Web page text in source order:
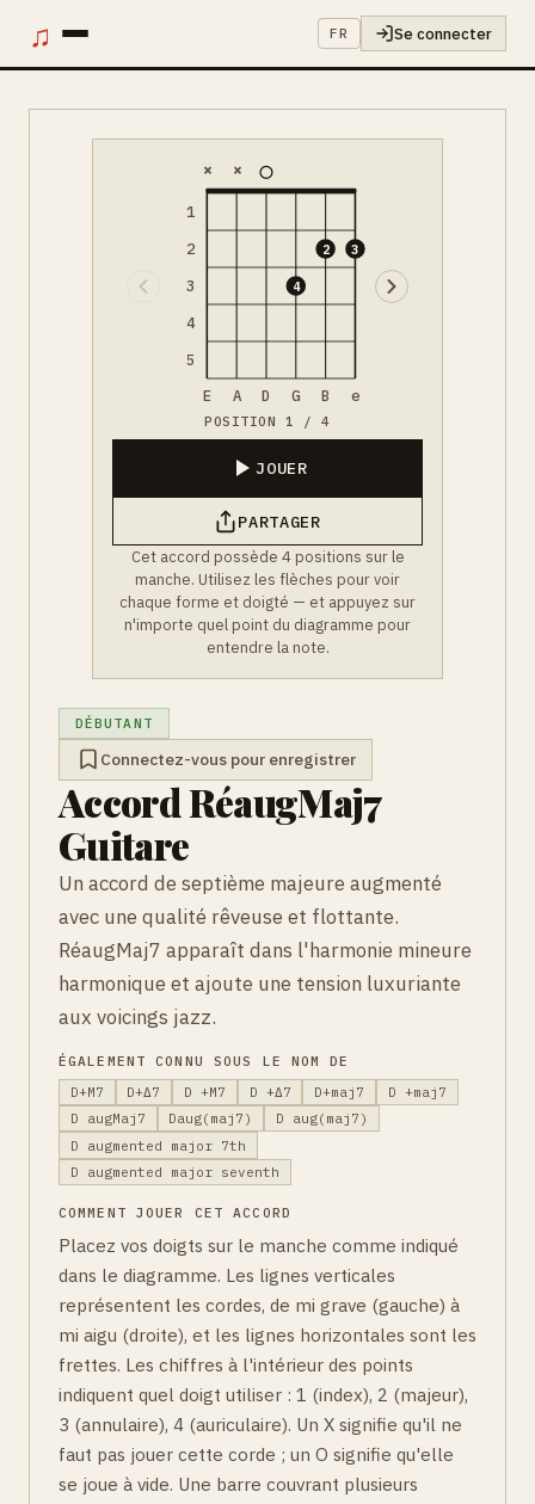
♫ FR Se connecter
1
2
3
4
5
× ×
4
2 3
E A D G B e
POSITION 1 / 4
JOUER
PARTAGER
Cet accord possède 4 positions sur le
manche. Utilisez les flèches pour voir
chaque forme et doigté — et appuyez sur
n'importe quel point du diagramme pour
entendre la note.
DÉBUTANT
Connectez-vous pour enregistrer
Accord RéaugMaj7
Guitare
Un accord de septième majeure augmenté
avec une qualité rêveuse et flottante.
RéaugMaj7 apparaît dans l'harmonie mineure
harmonique et ajoute une tension luxuriante
aux voicings jazz.
ÉGALEMENT CONNU SOUS LE NOM DE
D+M7
D+Δ7 D +M7 D +Δ7 D+maj7
D +maj7
D augMaj7
Daug(maj7)
D aug(maj7)
D augmented major 7th
D augmented major seventh
COMMENT JOUER CET ACCORD
Placez vos doigts sur le manche comme indiqué
dans le diagramme. Les lignes verticales
représentent les cordes, de mi grave (gauche) à
mi aigu (droite), et les lignes horizontales sont les
frettes. Les chiffres à l'intérieur des points
indiquent quel doigt utiliser : 1 (index), 2 (majeur),
3 (annulaire), 4 (auriculaire). Un X signifie qu'il ne
faut pas jouer cette corde ; un O signifie qu'elle
se joue à vide. Une barre couvrant plusieurs